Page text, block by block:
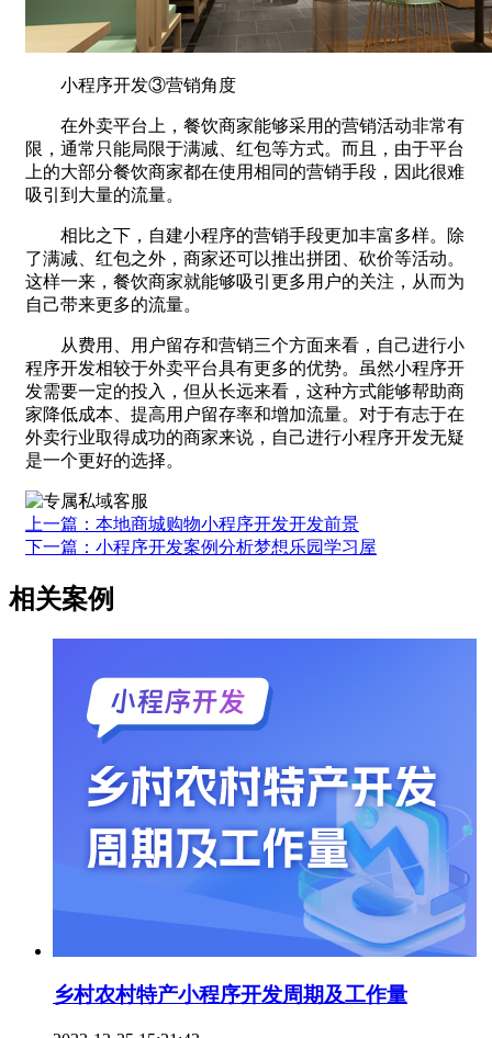
小程序开发③营销角度
在外卖平台上，餐饮商家能够采用的营销活动非常有
限，通常只能局限于满减、红包等方式。而且，由于平台
上的大部分餐饮商家都在使用相同的营销手段，因此很难
吸引到大量的流量。
相比之下，自建小程序的营销手段更加丰富多样。除
了满减、红包之外，商家还可以推出拼团、砍价等活动。
这样一来，餐饮商家就能够吸引更多用户的关注，从而为
自己带来更多的流量。
从费用、用户留存和营销三个方面来看，自己进行小
程序开发相较于外卖平台具有更多的优势。虽然小程序开
发需要一定的投入，但从长远来看，这种方式能够帮助商
家降低成本、提高用户留存率和增加流量。对于有志于在
外卖行业取得成功的商家来说，自己进行小程序开发无疑
是一个更好的选择。
上一篇：本地商城购物小程序开发开发前景
下一篇：小程序开发案例分析梦想乐园学习屋
相关案例
乡村农村特产小程序开发周期及工作量